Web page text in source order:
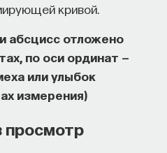
кривой.
абсцисс отложено
по оси ординат —
или улыбок
измерения)
просмотр